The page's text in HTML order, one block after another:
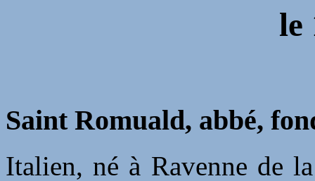
le
Saint Romuald, abbé,
Italien, né à Ravenne de